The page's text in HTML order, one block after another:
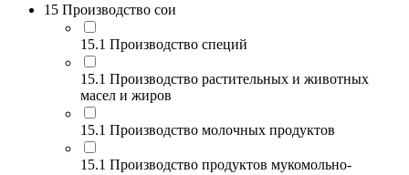
15 Производство сои
15.1 Производство специй
15.1 Производство растительных и животных
масел и жиров
15.1 Производство молочных продуктов
15.1 Производство продуктов мукомольно-